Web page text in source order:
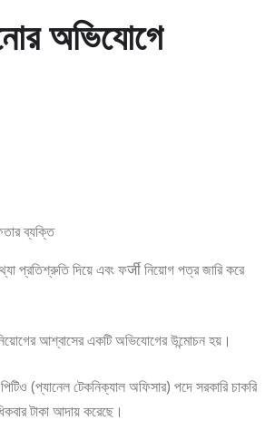
অভিযোগে
প্রতিশ্রুতি দিয়ে এবং ফर्जी নিয়োগ পত্র জারি করে
আশ্বাসের একটি অভিযোগের উন্মোচন হয়।
(প্যানেল টেকনিক্যাল অফিসার) পদে সরকারি চাকরি
টাকা আদায় করেছে।